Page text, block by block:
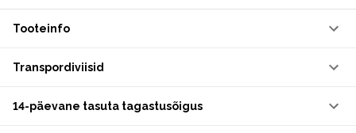
Tooteinfo
Transpordiviisid
14-päevane tasuta tagastusõigus